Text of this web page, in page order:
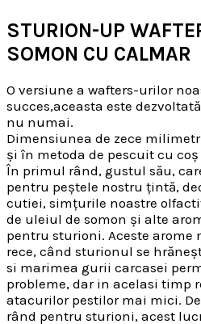
STURION-UP
SOMON CU CALMAR
O versiune a wafters-urilor
succes,aceasta este
nu numai.
Dimensiunea de zece
și în metoda de pescuit cu
În primul rând, gustul său,
pentru peștele nostru țintă,
cutiei, simțurile noastre
de uleiul de somon și alte
pentru sturioni. Aceste
rece, când sturionul se
si marimea gurii carcasei
probleme, dar in acelasi timp
atacurilor pestilor mai mici.
rând pentru sturioni, acest